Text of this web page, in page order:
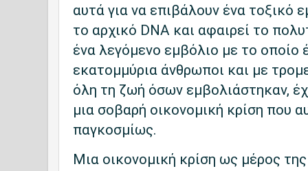
αυτά για να επιβάλουν ένα τοξικό
το αρχικό DNA και αφαιρεί το
ένα λεγόμενο εμβόλιο με το οποίο
εκατομμύρια άνθρωποι και με
όλη τη ζωή όσων εμβολιάστηκαν,
μια σοβαρή οικονομική κρίση που
παγκοσμίως.
Μια οικονομική κρίση ως μέρος